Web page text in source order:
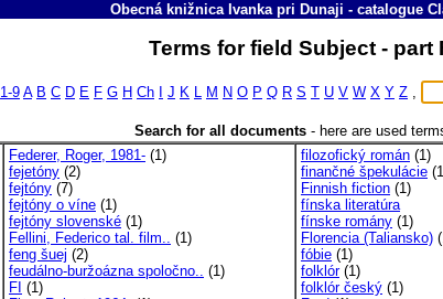
Obecná knižnica Ivanka pri Dunaji - catalogue
Terms for field Subject - part
1-9 A B C D E F G H Ch J K L M N O P Q R S T U V W X Y Z ,
Search for all documents- here are used
Federer, Roger, 1981- (1)
fejetóny (2)
fejtóny (7)
fejtóny o víne (1)
fejtóny slovenské (1)
Fellini, Federico tal. film.. (1)
feng šuej (2)
feudálno-buržoázna spoločno.. (1)
FI (1)
filozofický román (1)
finančné špekulácie
Finnish fiction (1)
fínska literatúra
fínske romány (1)
Florencia (Taliansko)
fóbie (1)
folklór(1)
folklór český (1)